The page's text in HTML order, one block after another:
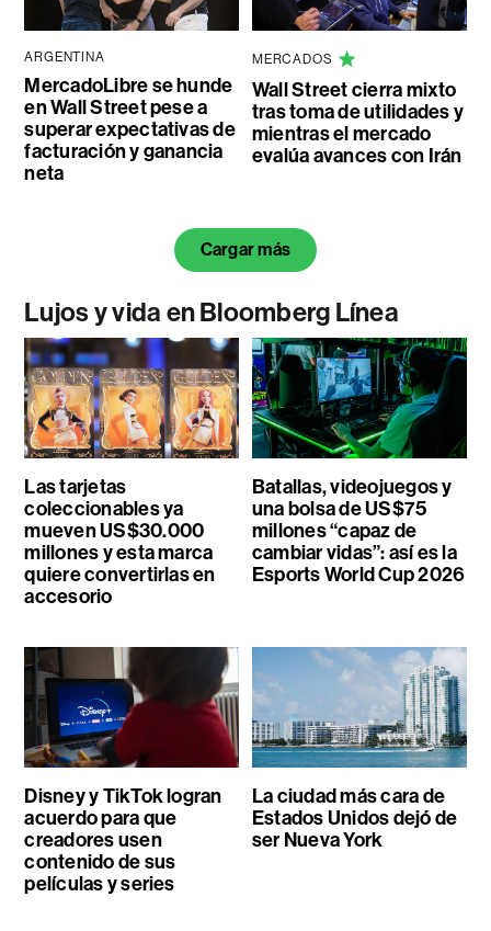
ARGENTINA
MercadoLibre se hunde
en Wall Street pese a
superar expectativas de
facturación y ganancia
neta
MERCADOS
Wall Street cierra mixto
tras toma de utilidades y
mientras el mercado
evalúa avances con Irán
Cargar más
Lujos y vida en Bloomberg Línea
Las tarjetas
coleccionables ya
mueven US$30.000
millones y esta marca
quiere convertirlas en
accesorio
Batallas, videojuegos y
una bolsa de US$75
millones “capaz de
cambiar vidas”: así es la
Esports World Cup 2026
Disney y TikTok logran
acuerdo para que
creadores usen
contenido de sus
películas y series
La ciudad más cara de
Estados Unidos dejó de
ser Nueva York